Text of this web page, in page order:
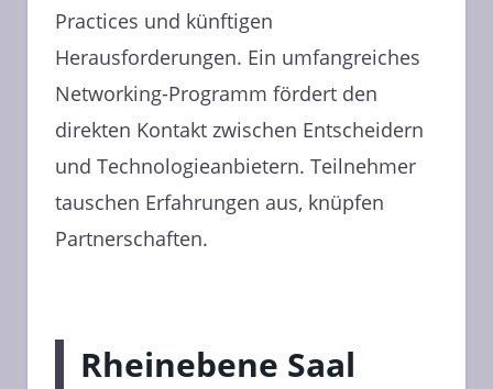
Practices und künftigen
Herausforderungen. Ein umfangreiches
Networking-Programm fördert den
direkten Kontakt zwischen Entscheidern
und Technologieanbietern. Teilnehmer
tauschen Erfahrungen aus, knüpfen
Partnerschaften.
Rheinebene Saal